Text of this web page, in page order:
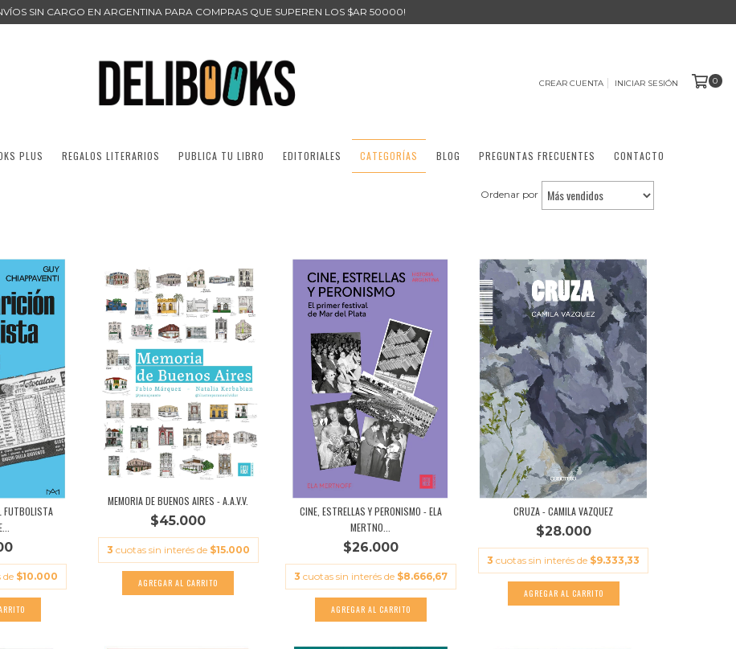
SIN CARGO EN ARGENTINA PARA COMPRAS QUE SUPEREN LOS $AR 50000!
CREAR CUENTA INICIAR SESIÓN 0
PLUS REGALOS LITERARIOS PUBLICA TU LIBRO EDITORIALES CATEGORÍAS BLOG PREGUNTAS FRECUENTES CONTACTO
Ordenar por
FUTBOLISTA
de $10.000
MEMORIA DE BUENOS AIRES - A.A.V.V.
$45.000
3 cuotas sin interés de $15.000
CINE, ESTRELLAS Y PERONISMO - ELA
MERTNO...
$26.000
3 cuotas sin interés de $8.666,67
CRUZA - CAMILA VAZQUEZ
$28.000
3 cuotas sin interés de $9.333,33